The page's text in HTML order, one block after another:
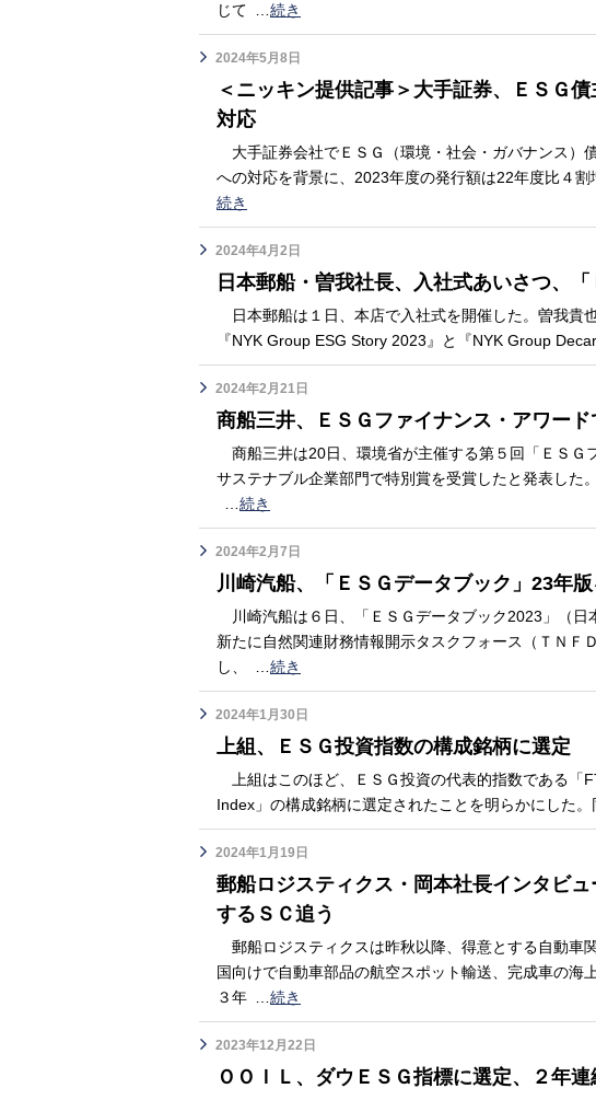
じて
続き
2024年5月8日
＜ニッキン提供記事＞大手証券、ＥＳＧ
対応
大手証券会社でＥＳＧ（環境・社会・ガバナンス）
への対応を背景に、2023年度の発行額は22年度比４
続き
2024年4月2日
日本郵船・曽我社長、入社式あいさつ、
日本郵船は１日、本店で入社式を開催した。曽我貴
『NYK Group ESG Story 2023』と『NYK Group
2024年2月21日
商船三井、ＥＳＧファイナンス・アワード
商船三井は20日、環境省が主催する第５回「ＥＳＧ
サステナブル企業部門で特別賞を受賞したと発表した
続き
2024年2月7日
川崎汽船、「ＥＳＧデータブック」23年
川崎汽船は６日、「ＥＳＧデータブック2023」（日
新たに自然関連財務情報開示タスクフォース（ＴＮＦ
し、
続き
2024年1月30日
上組、ＥＳＧ投資指数の構成銘柄に選定
上組はこのほど、ＥＳＧ投資の代表的指数である「
Index」の構成銘柄に選定されたことを明らかにした。
2024年1月19日
郵船ロジスティクス・岡本社長インタビ
するＳＣ追う
郵船ロジスティクスは昨秋以降、得意とする自動車
国向けで自動車部品の航空スポット輸送、完成車の海
３年
続き
2023年12月22日
ＯＯＩＬ、ダウＥＳＧ指標に選定、２年連